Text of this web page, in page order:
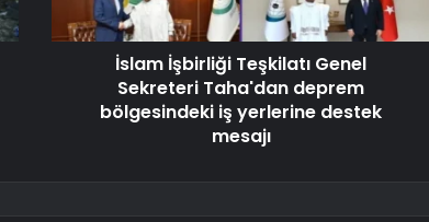
İslam İşbirliği Teşkilatı Genel
Sekreteri Taha'dan deprem
bölgesindeki iş yerlerine destek
mesajı